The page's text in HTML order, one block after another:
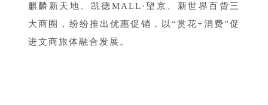
麒麟新天地、凯德MALL·望京、新世界百货三
大商圈，纷纷推出优惠促销，以“赏花+消费”促
进文商旅体融合发展。